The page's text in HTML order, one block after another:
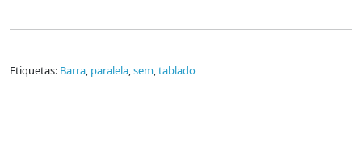
Etiquetas: Barra, paralela,sem,tablado